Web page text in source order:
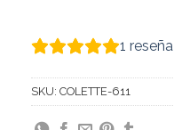
1 reseña
SKU: COLETTE-611